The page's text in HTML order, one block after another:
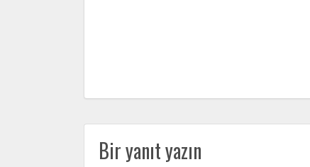
Bir yanıt yazın